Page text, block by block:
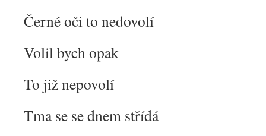
Černé oči to nedovolí
Volil bych opak
To již nepovolí
Tma se se dnem střídá